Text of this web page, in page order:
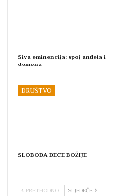
Siva eminencija: spoj anđela i
demona
DRUŠTVO
SLOBODA DECE BOŽIJE
PRETHODNO SLJEDEĆE